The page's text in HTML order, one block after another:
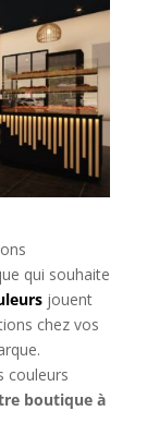
qui souhaite
jouent
chez vos
couleurs
boutique à